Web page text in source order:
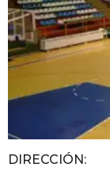
DIRECCIÓN: